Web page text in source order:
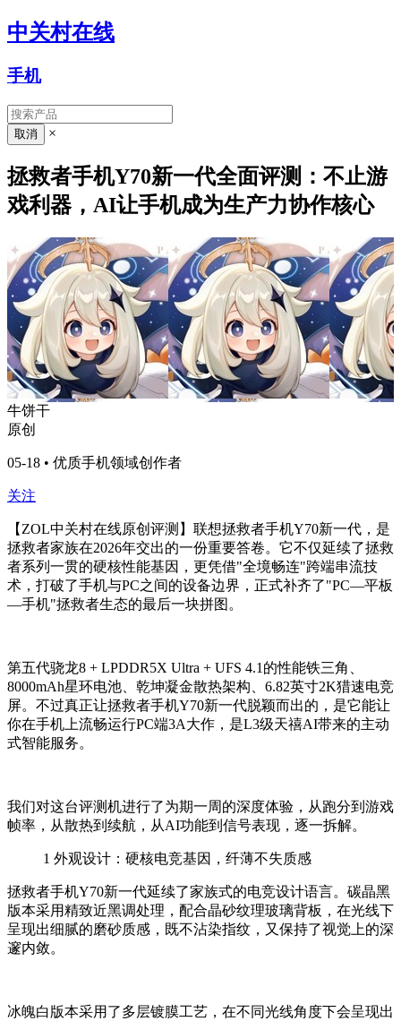
中关村在线
手机
×
拯救者手机Y70新一代全面评测：不止游
戏利器，AI让手机成为生产力协作核心
牛饼干
原创
05-18 • 优质手机领域创作者
关注
【ZOL中关村在线原创评测】联想拯救者手机Y70新一代，是
拯救者家族在2026年交出的一份重要答卷。它不仅延续了拯救
者系列一贯的硬核性能基因，更凭借"全境畅连"跨端串流技
术，打破了手机与PC之间的设备边界，正式补齐了"PC—平板
—手机"拯救者生态的最后一块拼图。
第五代骁龙8 + LPDDR5X Ultra + UFS 4.1的性能铁三角、
8000mAh星环电池、乾坤凝金散热架构、6.82英寸2K猎速电竞
屏。不过真正让拯救者手机Y70新一代脱颖而出的，是它能让
你在手机上流畅运行PC端3A大作，是L3级天禧AI带来的主动
式智能服务。
我们对这台评测机进行了为期一周的深度体验，从跑分到游戏
帧率，从散热到续航，从AI功能到信号表现，逐一拆解。
1 外观设计：硬核电竞基因，纤薄不失质感
拯救者手机Y70新一代延续了家族式的电竞设计语言。碳晶黑
版本采用精致近黑调处理，配合晶砂纹理玻璃背板，在光线下
呈现出细腻的磨砂质感，既不沾染指纹，又保持了视觉上的深
邃内敛。
冰魄白版本采用了多层镀膜工艺，在不同光线角度下会呈现出